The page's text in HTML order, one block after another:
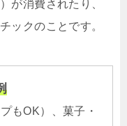
が消費されたり、
ックのことです。
もOK）、菓子・